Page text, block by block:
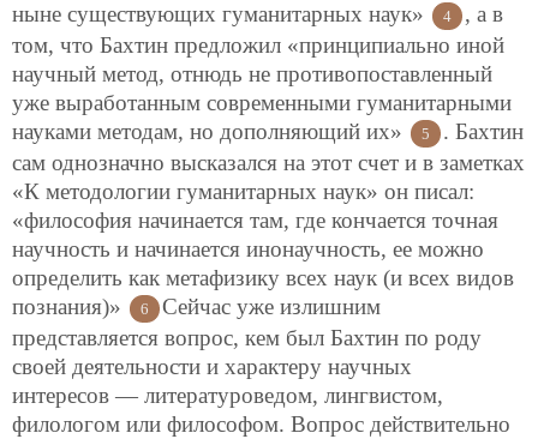
ныне существующих гуманитарных наук»
4
, а в
том, что Бахтин предложил «принципиально иной
научный метод, отнюдь не противопоставленный
уже выработанным современными гуманитарными
науками методам, но дополняющий их»
5
. Бахтин
сам однозначно высказался на этот счет и в заметках
«К методологии гуманитарных наук» он писал:
«философия начинается там, где кончается точная
научность и начинается инонаучность, ее можно
определить как метафизику всех наук (и всех видов
познания)»
6
Сейчас уже излишним
представляется вопрос, кем был Бахтин по роду
своей деятельности и характеру научных
интересов — литературоведом, лингвистом,
филологом или философом. Вопрос действительно